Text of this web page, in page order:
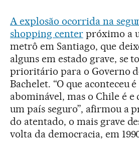
A explosão ocorrida na
shopping centerpróximo a
metrô em Santiago, que
alguns em estado grave, se
prioritário para o Governo
Bachelet. “O que aconteceu
abominável, mas o Chile é
um país seguro”, afirmou a
do atentado, o mais grave
volta da democracia, em